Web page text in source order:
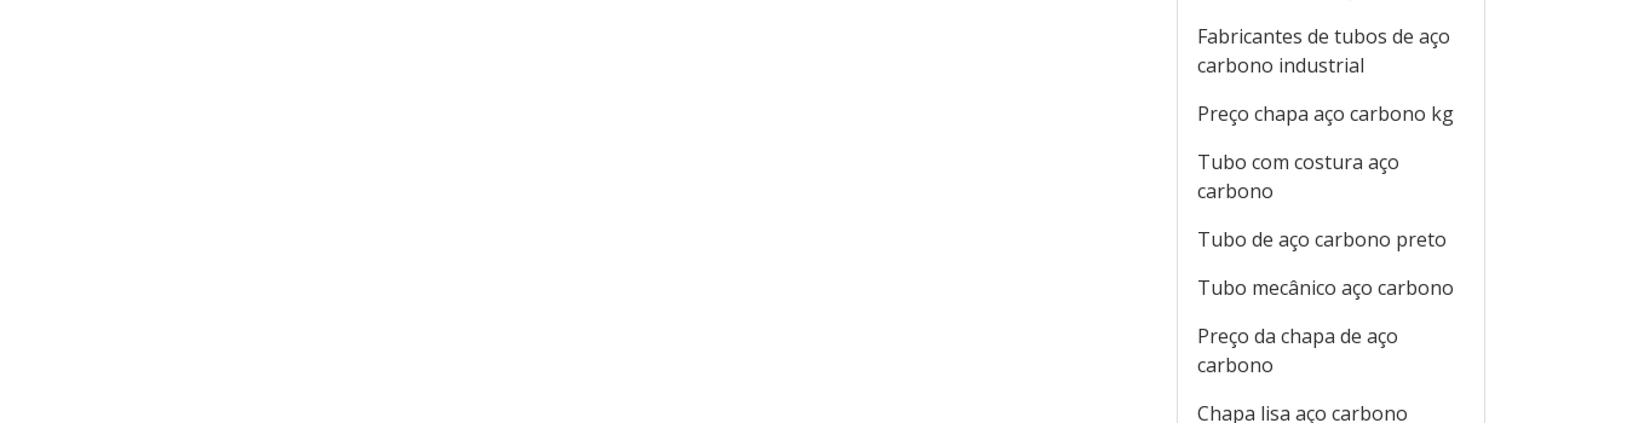
Fabricantes de tubos de aço
carbono industrial
Preço chapa aço carbono kg
Tubo com costura aço
carbono
Tubo de aço carbono preto
Tubo mecânico aço carbono
Preço da chapa de aço
carbono
Chapa lisa aço carbono